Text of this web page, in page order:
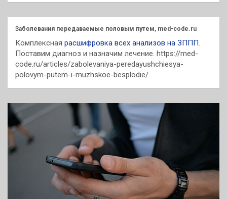
к
Заболевания передаваемые половым путем, med-code.ru
Комплексная расшифровка всех анализов на ЗППП.
Поставим диагноз и назначим лечение. https://med-
code.ru/articles/zabolevaniya-peredayushchiesya-
polovym-putem-i-muzhskoe-besplodie/